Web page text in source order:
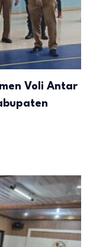
Voli Antar